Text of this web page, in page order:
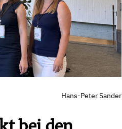
Hans-Peter Sander